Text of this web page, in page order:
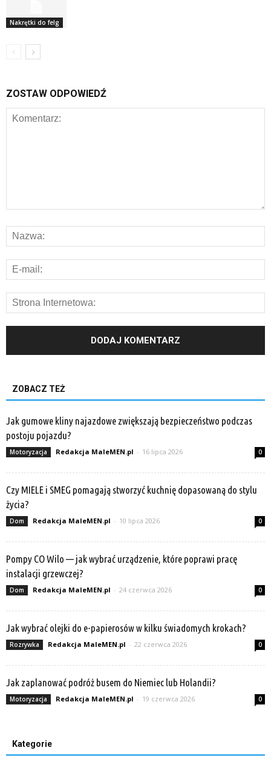
Nakrętki do felg
ZOSTAW ODPOWIEDŹ
ZOBACZ TEŻ
Jak gumowe kliny najazdowe zwiększają bezpieczeństwo podczas
postoju pojazdu?
Motoryzacja Redakcja MaleMEN.pl - 16 lipca 2026 0
Czy MIELE i SMEG pomagają stworzyć kuchnię dopasowaną do stylu
życia?
Dom Redakcja MaleMEN.pl - 10 lipca 2026 0
Pompy CO Wilo — jak wybrać urządzenie, które poprawi pracę
instalacji grzewczej?
Dom Redakcja MaleMEN.pl - 24 czerwca 2026 0
Jak wybrać olejki do e-papierosów w kilku świadomych krokach?
Rozrywka Redakcja MaleMEN.pl - 22 czerwca 2026 0
Jak zaplanować podróż busem do Niemiec lub Holandii?
Motoryzacja Redakcja MaleMEN.pl - 19 czerwca 2026 0
Kategorie